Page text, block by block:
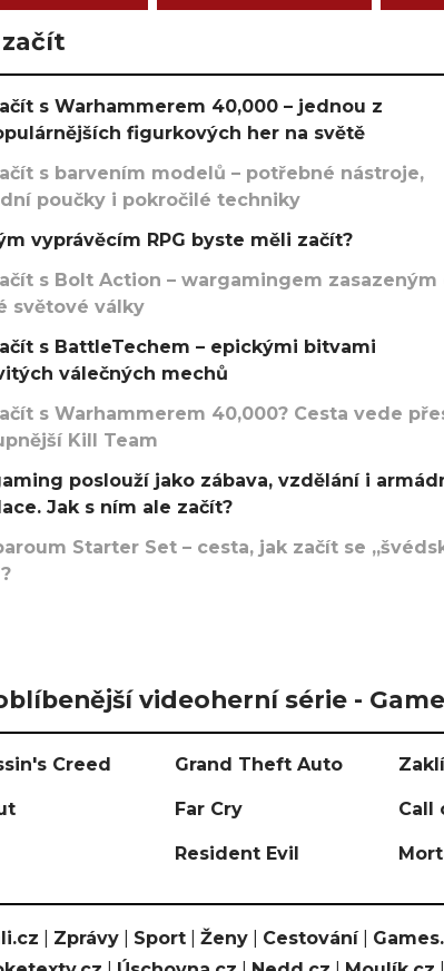
s Warhammerem 40,000 – jednou z
figurkových her na světě
s barvením modelů – potřebné nástroje,
poučky i pokročilé techniky
vyprávěcím RPG byste měli začít?
s Bolt Action – wargamingem zasazeným
světové války
s BattleTechem – epickými bitvami
válečných mechů
s Warhammerem 40,000? Cesta vede
Kill Team
poslouží jako zábava, vzdělání i
Jak s ním ale začít?
Starter Set – cesta, jak začít se
videoherní série -
Creed Grand Theft Auto
Far Cry Call
Resident Evil
Zprávy Sport Ženy Cestování|